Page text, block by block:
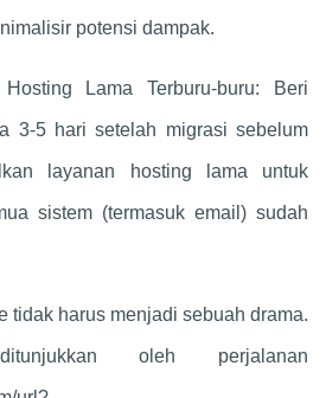
potensi dampak.
Lama Terburu-buru: Beri
3-5 hari setelah migrasi sebelum
layanan hosting lama untuk
sistem (termasuk email) sudah
tidak harus menjadi sebuah drama.
oleh perjalanan